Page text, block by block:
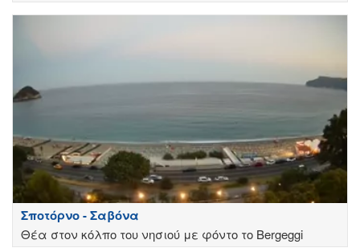
Σποτόρνο - Σαβόνα
Θέα στον κόλπο του νησιού με φόντο το Bergeggi